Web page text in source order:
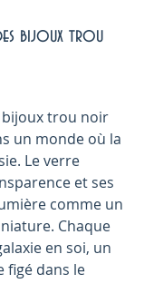
bijoux trou
bijoux trou noir
un monde où la
Le verre
et ses
comme un
Chaque
en soi, un
figé dans le